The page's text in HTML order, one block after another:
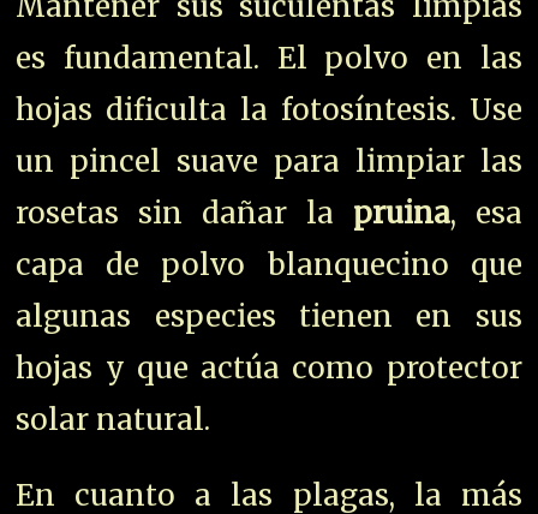
es fundamental. El polvo en las
hojas dificulta la fotosíntesis. Use
un pincel suave para limpiar las
rosetas sin dañar la pruina, esa
capa de polvo blanquecino que
algunas especies tienen en sus
hojas y que actúa como protector
solar natural.
En cuanto a las plagas, la más